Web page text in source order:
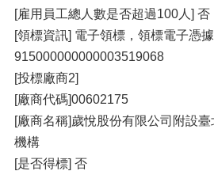
[雇用員工總人數是否超過100人] 否
[領標資訊] 電子領標，領標電子憑
915000000000003519068
[投標廠商2]
[廠商代碼]00602175
[廠商名稱]歲悅股份有限公司附設
機構
[是否得標] 否